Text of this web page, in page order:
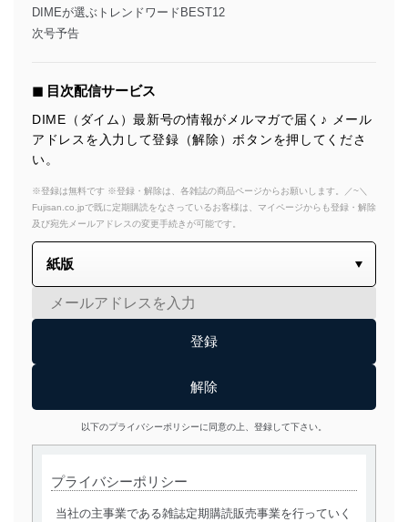
DIMEが選ぶトレンドワードBEST12
次号予告
◼︎ 目次配信サービス
DIME（ダイム）最新号の情報がメルマガで届く♪ メール
アドレスを入力して登録（解除）ボタンを押してくださ
い。
※登録は無料です ※登録・解除は、各雑誌の商品ページからお願いします。／~＼
Fujisan.co.jpで既に定期購読をなさっているお客様は、マイページからも登録・解除
及び宛先メールアドレスの変更手続きが可能です。
以下のプライバシーポリシーに同意の上、登録して下さい。
プライバシーポリシー
当社の主事業である雑誌定期購読販売事業を行っていく